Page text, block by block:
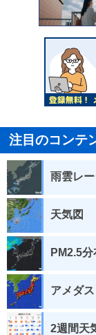
注目のコンテ
雨雲レ
天気図
PM2.5分
アメダス
2週間天